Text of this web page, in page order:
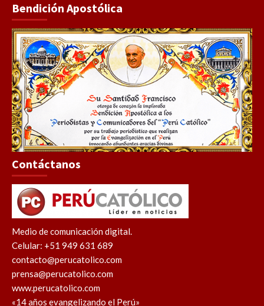
Bendición Apostólica
Contáctanos
Medio de comunicación digital.
Celular: +51 949 631 689
contacto@perucatolico.com
prensa@perucatolico.com
www.perucatolico.com
«14 años evangelizando el Perú»